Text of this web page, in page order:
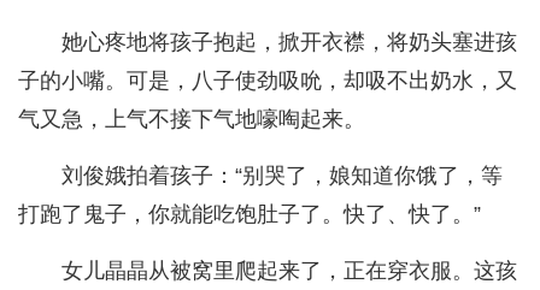
她心疼地将孩子抱起，掀开衣襟，将奶头塞进孩
子的小嘴。可是，八子使劲吸吮，却吸不出奶水，又
气又急，上气不接下气地嚎啕起来。
刘俊娥拍着孩子：“别哭了，娘知道你饿了，等
打跑了鬼子，你就能吃饱肚子了。快了、快了。”
女儿晶晶从被窝里爬起来了，正在穿衣服。这孩